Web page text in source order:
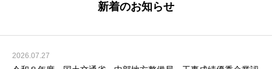
新着のお知らせ
2026.07.27